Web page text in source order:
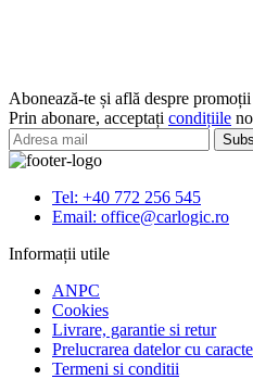
Focus
2011-
2017
Abonează-te și află despre
Prin abonare, acceptați condițiile
Tel: +40 772 256 545
Email: office@carlogic.ro
Informații utile
ANPC
Cookies
Livrare, garantie si retur
Prelucrarea datelor cu
Termeni si conditii